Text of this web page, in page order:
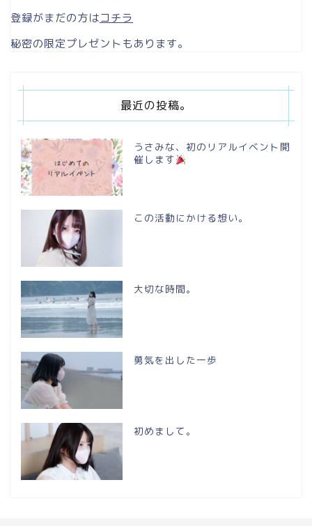
登録がまだの方はコチラ
秘密の限定プレゼントもあります。
最近の投稿。
うさみな、初のリアルイベント開
催します
この活動にかける想い。
大切な時間。
勇気を出した一歩
初めまして。